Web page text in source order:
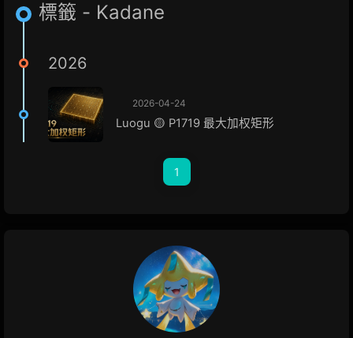
標籤 - Kadane
2026
2026-04-24
Luogu 🟡 P1719 最大加权矩形
1